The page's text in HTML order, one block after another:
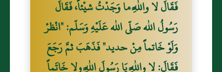
فَقَالَ لا واللَّهِ ما وَجَدْتُ شيْئاً، فَقَالَ
رَسُولُ الله صَلّى الله عَلَيْهِ وَسَلّم: "انْظرْ
وَلَوْ خَاتماً مِنْ حديد" فَذَهَبَ ثمَّ رَجَعَ
فَقَالَ: لا واللَّهِ يَا رَسُولَ اللَّهِ ولا خَاتَماً